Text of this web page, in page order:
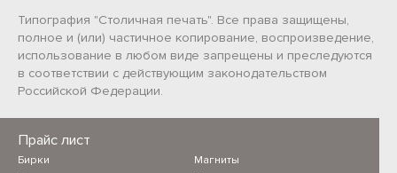
Прайс лист
Бирки
Магниты
Типография "Столичная печать". Все права защищены,
полное и (или) частичное копирование, воспроизведение,
использование в любом виде запрещены и преследуются
в соответствии с действующим законодательством
Российской Федерации.